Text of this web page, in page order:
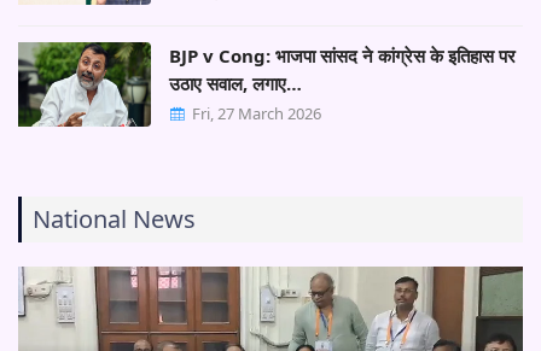
BJP v Cong: भाजपा सांसद ने कांग्रेस के इतिहास पर
उठाए सवाल, लगाए…
Fri, 27 March 2026
National News